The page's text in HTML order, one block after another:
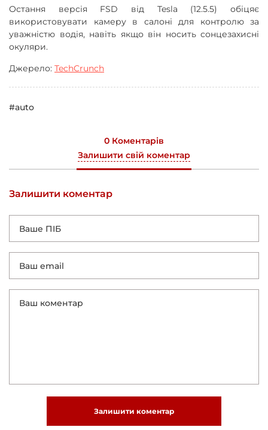
Остання версія FSD від Tesla (12.5.5) обіцяє
використовувати камеру в салоні для контролю за
уважністю водія, навіть якщо він носить сонцезахисні
окуляри.
Джерело: TechCrunch
#auto
0 Коментарів
Залишити свій коментар
Залишити коментар
Залишити коментар